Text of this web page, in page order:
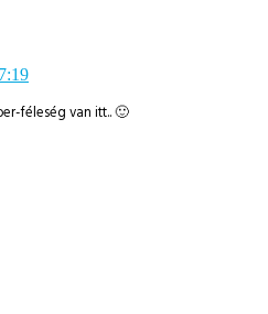
féleség van itt.. 🙂